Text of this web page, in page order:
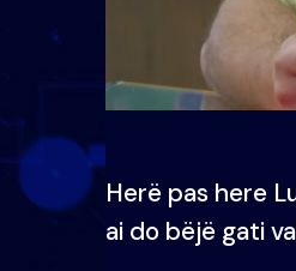
Herë pas here
ai do bëjë gati